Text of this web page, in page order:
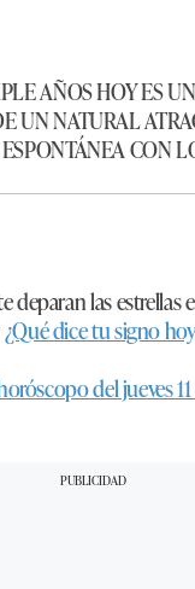
AÑOS HOY ES
UN NATURAL
CON
deparan las estrellas
¿Qué dice tu signo
del jueves